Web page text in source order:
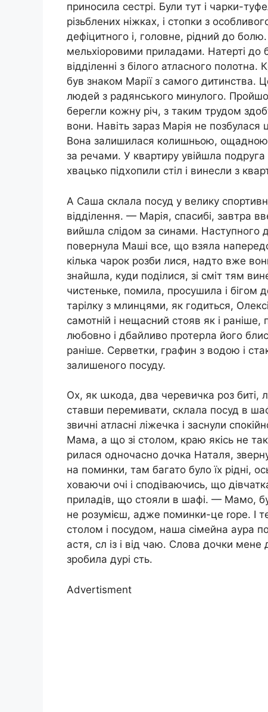
приносила сестрі. Були тут і чарки-
різьблених ніжках, і стопки з
дефіцитного і, головне, рідний до
мельхіоровими приладами. Натерті до
відділенні з білого атласного
був знаком Марії з самого дитинства.
людей з радянського минулого.
берегли кожну річ, з таким трудом
вони. Навіть зараз Марія не
Вона залишилася колишньою, ощадною
за речами. У квартиру увійшла подруга
хвацько підхопили стіл і винесли з
А Саша склала посуд у велику
відділення. — Марія, спасибі, завтра
вийшла слідом за синами. Наступного
повернула Маші все, що взяла
кілька чарок розби лися, надто вже
знайшла, куди поділися, зі сміт тям
чистеньке, помила, просушила і бігом
тарілку з млинцями, як годиться,
самотній і нещасний стояв як і раніше,
любовно і дбайливо протерла його
раніше. Серветки, графин з водою і
залишеного посуду.
Ох, як աкода, два черевичка роз биті,
ставши перемивати, склала посуд в
звичні атласні ліжечка і заснули
Мама, а що зі столом, краю якісь не
рилася одночасно дочка Наталя,
на поминки, там багато було їх рідні,
ховаючи очі і сподіваючись, що
приладів, що стояли в шафі. — Мамо,
не розумієш, адже поминки-це rоре. І
столом і посудом, наша сімейна аура
астя, сл із і від чаю. Слова дочки
зробила дурі сть.
Advertisment